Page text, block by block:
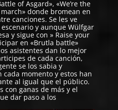
of Asgard», «We’re the
donde bromean en
canciones. Se les ve
y aunque Wülfgar
y sigue con » Raise your
en «Brutla battle»
asistentes dan lo mejor
de cada canción,
se los sabia y
momento y estos han
al igual que el público.
con ganas de más y el
dar paso a los